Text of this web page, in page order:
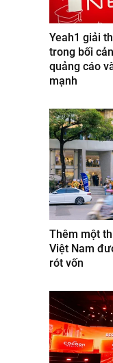
Yeah1 giải
trong bối
quảng cáo
mạnh
Thêm một
Việt Nam
rót vốn